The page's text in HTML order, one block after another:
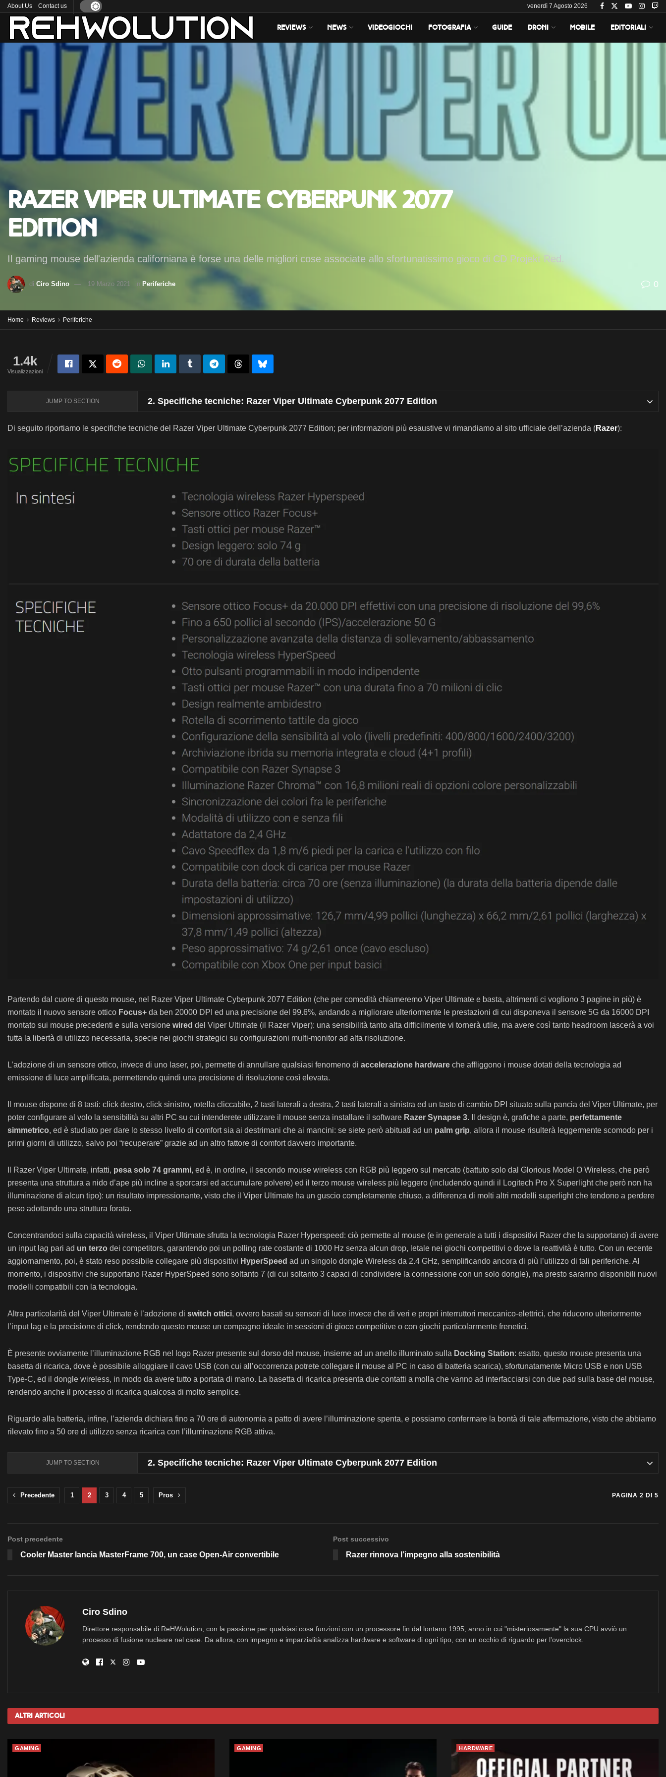
About Us Contact us venerdì 7 Agosto 2026
REVIEWS NEWS VIDEOGIOCHI FOTOGRAFIA GUIDE DRONI MOBILE EDITORIALI
Razer Viper Ultimate Cyberpunk 2077
Edition
Il gaming mouse dell'azienda californiana è forse una delle migliori cose associate allo sfortunatissimo gioco di CD Projekt Red.
di Ciro Sdino 19 Marzo 2021 in Periferiche 0
Home Reviews Periferiche
1.4k
Visualizzazioni
JUMP TO SECTION 2. Specifiche tecniche: Razer Viper Ultimate Cyberpunk 2077 Edition
Di seguito riportiamo le specifiche tecniche del Razer Viper Ultimate Cyberpunk 2077 Edition; per informazioni più esaustive vi rimandiamo al sito ufficiale dell’azienda (Razer):
Partendo dal cuore di questo mouse, nel Razer Viper Ultimate Cyberpunk 2077 Edition (che per comodità chiameremo Viper Ultimate e basta, altrimenti ci vogliono 3 pagine in più) è
montato il nuovo sensore ottico Focus+ da ben 20000 DPI ed una precisione del 99.6%, andando a migliorare ulteriormente le prestazioni di cui disponeva il sensore 5G da 16000 DPI
montato sui mouse precedenti e sulla versione wired del Viper Ultimate (il Razer Viper): una sensibilità tanto alta difficilmente vi tornerà utile, ma avere così tanto headroom lascerà a voi
tutta la libertà di utilizzo necessaria, specie nei giochi strategici su configurazioni multi-monitor ad alta risoluzione.
L’adozione di un sensore ottico, invece di uno laser, poi, permette di annullare qualsiasi fenomeno di accelerazione hardware che affliggono i mouse dotati della tecnologia ad
emissione di luce amplificata, permettendo quindi una precisione di risoluzione così elevata.
Il mouse dispone di 8 tasti: click destro, click sinistro, rotella cliccabile, 2 tasti laterali a destra, 2 tasti laterali a sinistra ed un tasto di cambio DPI situato sulla pancia del Viper Ultimate, per
poter configurare al volo la sensibilità su altri PC su cui intenderete utilizzare il mouse senza installare il software Razer Synapse 3. Il design è, grafiche a parte, perfettamente
simmetrico, ed è studiato per dare lo stesso livello di comfort sia ai destrimani che ai mancini: se siete però abituati ad un palm grip, allora il mouse risulterà leggermente scomodo per i
primi giorni di utilizzo, salvo poi “recuperare” grazie ad un altro fattore di comfort davvero importante.
Il Razer Viper Ultimate, infatti, pesa solo 74 grammi, ed è, in ordine, il secondo mouse wireless con RGB più leggero sul mercato (battuto solo dal Glorious Model O Wireless, che però
presenta una struttura a nido d’ape più incline a sporcarsi ed accumulare polvere) ed il terzo mouse wireless più leggero (includendo quindi il Logitech Pro X Superlight che però non ha
illuminazione di alcun tipo): un risultato impressionante, visto che il Viper Ultimate ha un guscio completamente chiuso, a differenza di molti altri modelli superlight che tendono a perdere
peso adottando una struttura forata.
Concentrandoci sulla capacità wireless, il Viper Ultimate sfrutta la tecnologia Razer Hyperspeed: ciò permette al mouse (e in generale a tutti i dispositivi Razer che la supportano) di avere
un input lag pari ad un terzo dei competitors, garantendo poi un polling rate costante di 1000 Hz senza alcun drop, letale nei giochi competitivi o dove la reattività è tutto. Con un recente
aggiornamento, poi, è stato reso possibile collegare più dispositivi HyperSpeed ad un singolo dongle Wireless da 2.4 GHz, semplificando ancora di più l’utilizzo di tali periferiche. Al
momento, i dispositivi che supportano Razer HyperSpeed sono soltanto 7 (di cui soltanto 3 capaci di condividere la connessione con un solo dongle), ma presto saranno disponibili nuovi
modelli compatibili con la tecnologia.
Altra particolarità del Viper Ultimate è l’adozione di switch ottici, ovvero basati su sensori di luce invece che di veri e propri interruttori meccanico-elettrici, che riducono ulteriormente
l’input lag e la precisione di click, rendendo questo mouse un compagno ideale in sessioni di gioco competitive o con giochi particolarmente frenetici.
È presente ovviamente l’illuminazione RGB nel logo Razer presente sul dorso del mouse, insieme ad un anello illuminato sulla Docking Station: esatto, questo mouse presenta una
basetta di ricarica, dove è possibile alloggiare il cavo USB (con cui all’occorrenza potrete collegare il mouse al PC in caso di batteria scarica), sfortunatamente Micro USB e non USB
Type-C, ed il dongle wireless, in modo da avere tutto a portata di mano. La basetta di ricarica presenta due contatti a molla che vanno ad interfacciarsi con due pad sulla base del mouse,
rendendo anche il processo di ricarica qualcosa di molto semplice.
Riguardo alla batteria, infine, l’azienda dichiara fino a 70 ore di autonomia a patto di avere l’illuminazione spenta, e possiamo confermare la bontà di tale affermazione, visto che abbiamo
rilevato fino a 50 ore di utilizzo senza ricarica con l’illuminazione RGB attiva.
JUMP TO SECTION 2. Specifiche tecniche: Razer Viper Ultimate Cyberpunk 2077 Edition
PAGINA 2 DI 5
Precedente 1 2 3 4 5 Pros
Post precedente
Cooler Master lancia MasterFrame 700, un case Open-Air convertibile
Post successivo
Razer rinnova l’impegno alla sostenibilità
Ciro Sdino
Direttore responsabile di ReHWolution, con la passione per qualsiasi cosa funzioni con un processore fin dal lontano 1995, anno in cui "misteriosamente" la sua CPU avviò un
processo di fusione nucleare nel case. Da allora, con impegno e imparzialità analizza hardware e software di ogni tipo, con un occhio di riguardo per l'overclock.
Altri Articoli
GAMING GAMING HARDWARE